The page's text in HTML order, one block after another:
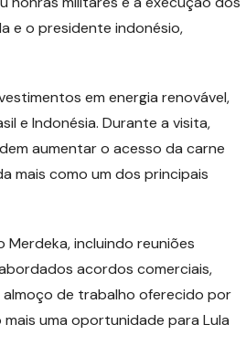
e o presidente indonésio,
em energia renovável,
e Indonésia. Durante a visita,
aumentar o acesso da carne
mais como um dos principais
Merdeka, incluindo reuniões
acordos comerciais,
almoço de trabalho oferecido por
uma oportunidade para Lula